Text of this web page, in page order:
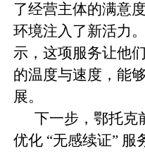
了经营主体的满意
环境注入了新活力
示，这项服务让他
的温度与速度，能
展。
下一步，鄂托克
优化 “无感续证” 服